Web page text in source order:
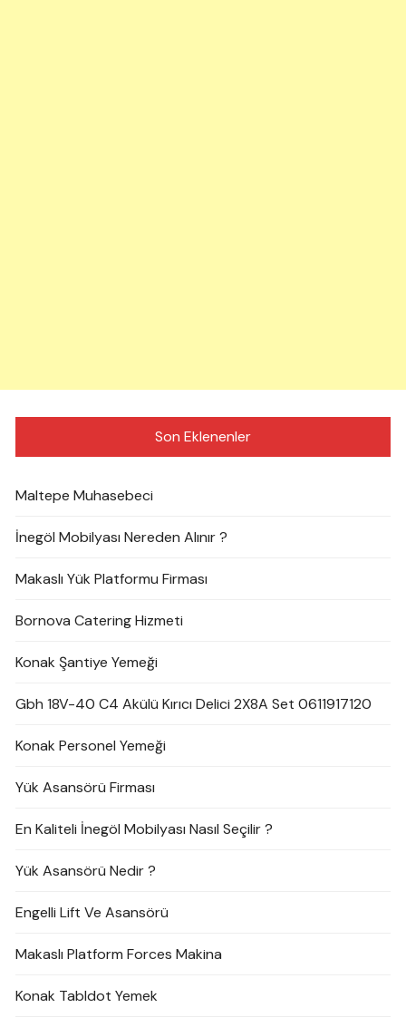
Son Eklenenler
Maltepe Muhasebeci
İnegöl Mobilyası Nereden Alınır ?
Makaslı Yük Platformu Firması
Bornova Catering Hizmeti
Konak Şantiye Yemeği
Gbh 18V-40 C4 Akülü Kırıcı Delici 2X8A Set 0611917120
Konak Personel Yemeği
Yük Asansörü Firması
En Kaliteli İnegöl Mobilyası Nasıl Seçilir ?
Yük Asansörü Nedir ?
Engelli Lift Ve Asansörü
Makaslı Platform Forces Makina
Konak Tabldot Yemek